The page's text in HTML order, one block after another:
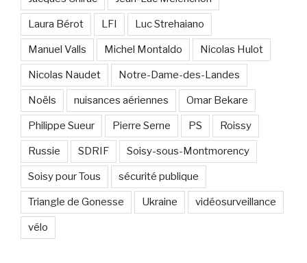
Laura Bérot LFI Luc Strehaiano
Manuel Valls Michel Montaldo Nicolas Hulot
Nicolas Naudet Notre-Dame-des-Landes
Noëls nuisances aériennes Omar Bekare
Philippe Sueur Pierre Serne PS Roissy
Russie SDRIF Soisy-sous-Montmorency
Soisy pour Tous sécurité publique
Triangle de Gonesse Ukraine vidéosurveillance
vélo